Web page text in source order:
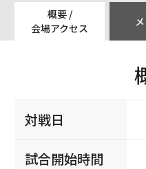
概要 /
会場アクセス
対戦日
試合開始時間